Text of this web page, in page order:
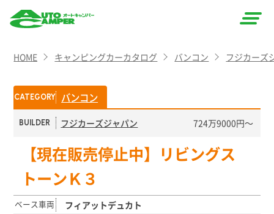
CAMPER
（オート
キャン
パー）
HOME キャンピングカーカタログ バンコン フジカーズ
CATEGORY バンコン
BUILDER フジカーズジャパン 724万9000円〜
【現在販売停止中】リビングス
トーンＫ３
ベース車両 フィアットデュカト